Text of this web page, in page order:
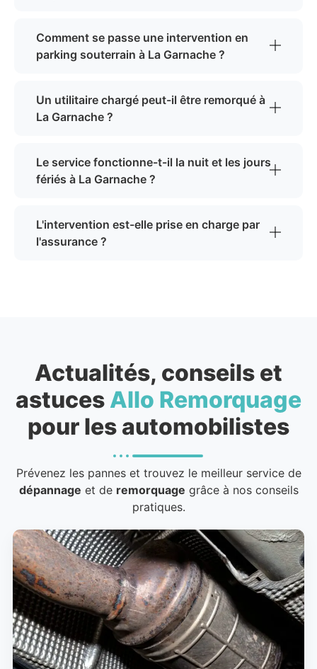
Comment se passe une intervention en
parking souterrain à La Garnache ?
Un utilitaire chargé peut-il être remorqué à
La Garnache ?
Le service fonctionne-t-il la nuit et les jours
fériés à La Garnache ?
L'intervention est-elle prise en charge par
l'assurance ?
Actualités, conseils et
astuces Allo Remorquage
pour les automobilistes
Prévenez les pannes et trouvez le meilleur service de
dépannage et de remorquage grâce à nos conseils
pratiques.